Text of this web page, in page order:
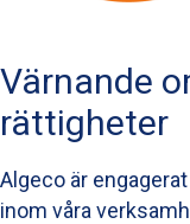
Värnande
rättigheter
Algeco är
inom våra